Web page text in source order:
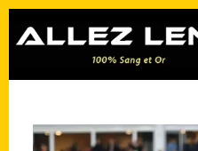
contenu